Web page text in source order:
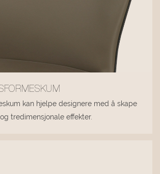
kan hjelpe designere med å skape
tredimensjonale effekter.